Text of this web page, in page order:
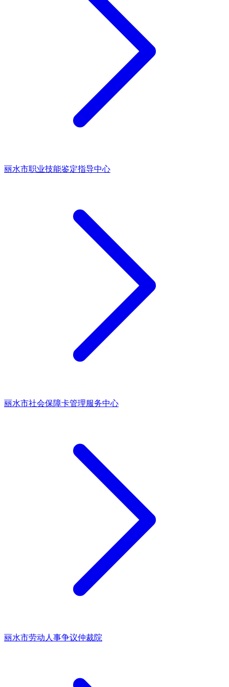
丽水市职业技能鉴定指导中心
丽水市社会保障卡管理服务中心
丽水市劳动人事争议仲裁院